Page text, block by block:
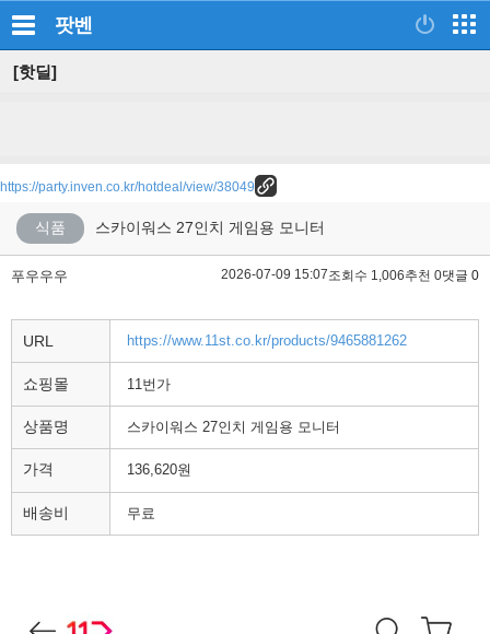
팟벤
[핫딜]
https://party.inven.co.kr/hotdeal/view/38049
식품 스카이워스 27인치 게임용 모니터
푸우우우 2026-07-09 15:07조회수 1,006추천 0댓글 0
URL https://www.11st.co.kr/products/9465881262
쇼핑몰 11번가
상품명 스카이워스 27인치 게임용 모니터
가격 136,620원
배송비 무료